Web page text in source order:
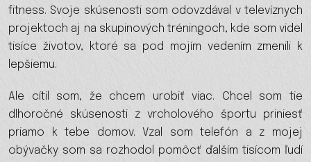
fitness. Svoje skúsenosti som odovzdával v televíznych
projektoch aj na skupinových tréningoch, kde som videl
tisíce životov, ktoré sa pod mojím vedením zmenili k
lepšiemu.
Ale cítil som, že chcem urobiť viac. Chcel som tie
dlhoročné skúsenosti z vrcholového športu priniesť
priamo k tebe domov. Vzal som telefón a z mojej
obývačky som sa rozhodol pomôcť ďalším tisícom ľudí